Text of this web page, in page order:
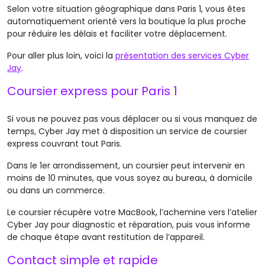
Selon votre situation géographique dans Paris 1, vous êtes
automatiquement orienté vers la boutique la plus proche
pour réduire les délais et faciliter votre déplacement.
Pour aller plus loin, voici la présentation des services Cyber
Jay.
Coursier express pour Paris 1
Si vous ne pouvez pas vous déplacer ou si vous manquez de
temps, Cyber Jay met à disposition un service de coursier
express couvrant tout Paris.
Dans le 1er arrondissement, un coursier peut intervenir en
moins de 10 minutes, que vous soyez au bureau, à domicile
ou dans un commerce.
Le coursier récupère votre MacBook, l’achemine vers l’atelier
Cyber Jay pour diagnostic et réparation, puis vous informe
de chaque étape avant restitution de l’appareil.
Contact simple et rapide